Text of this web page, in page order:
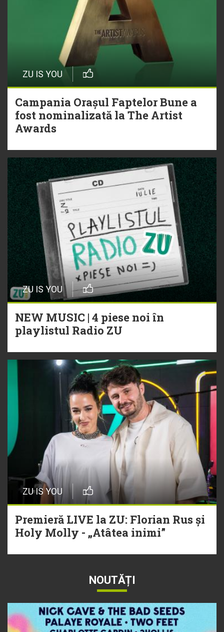
ZU IS YOU
Campania Orașul Faptelor Bune a
fost nominalizată la The Artist
Awards
ZU IS YOU
NEW MUSIC | 4 piese noi în
playlistul Radio ZU
ZU IS YOU
Premieră LIVE la ZU: Florian Rus și
Holy Molly - „Atâtea inimi”
NOUTĂȚI